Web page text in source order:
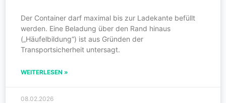
Der Container darf maximal bis zur Ladekante befüllt
werden. Eine Beladung über den Rand hinaus
(„Häufelbildung“) ist aus Gründen der
Transportsicherheit untersagt.
WEITERLESEN »
08.02.2026